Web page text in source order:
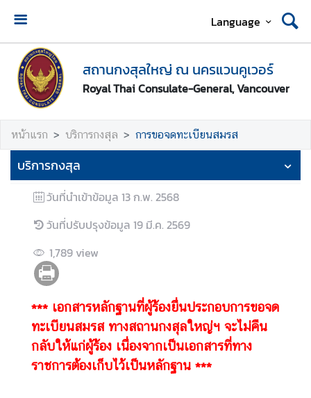
Language
สถานกงสุลใหญ่ ณ นครแวนคูเวอร์
Royal Thai Consulate-General, Vancouver
ห
น้
า
แ
ร
ก
ส
ถ
า
ก
สุ
ล
ห
ญ่
บ
หน้าแรก บริการกงสุล การขอจดทะเบียนสมรส
บริการกงสุล
วันที่นำเข้าข้อมูล 13 ก.พ. 2568
วันที่ปรับปรุงข้อมูล 19 มี.ค. 2569
1,789 view
*** เอกสารหลักฐานที่ผู้ร้องยื่นประกอบการขอจด
ทะเบียนสมรส ทางสถานกงสุลใหญ่ฯ จะไม่คืน
กลับให้แก่ผู้ร้อง เนื่องจากเป็นเอกสารที่ทาง
ราชการต้องเก็บไว้เป็นหลักฐาน ***